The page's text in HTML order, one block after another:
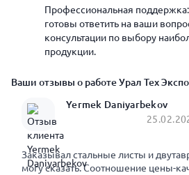
Профессиональная
готовы ответить на ваши
консультации по выбору
продукции.
Ваши отзывы о работе Урал Тех
Yermek Daniyarbekov
Заказывал стальные листы и
могу сказать. Соотношение цены-